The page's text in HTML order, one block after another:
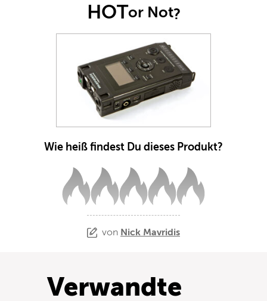
HOTor Not?
Wie heiß findest Du dieses Produkt?
von Nick Mavridis
Verwandte